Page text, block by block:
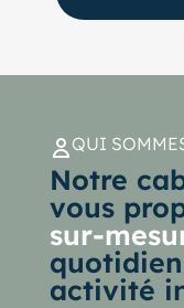
QUI
Notre
vous
sur-
activité